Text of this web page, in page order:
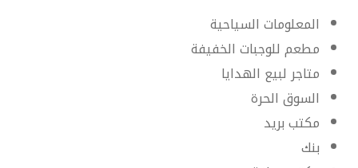
المعلومات السياحية
مطعم للوجبات الخفيفة
متاجر لبيع الهدايا
السوق الحرة
مكتب بريد
بنك